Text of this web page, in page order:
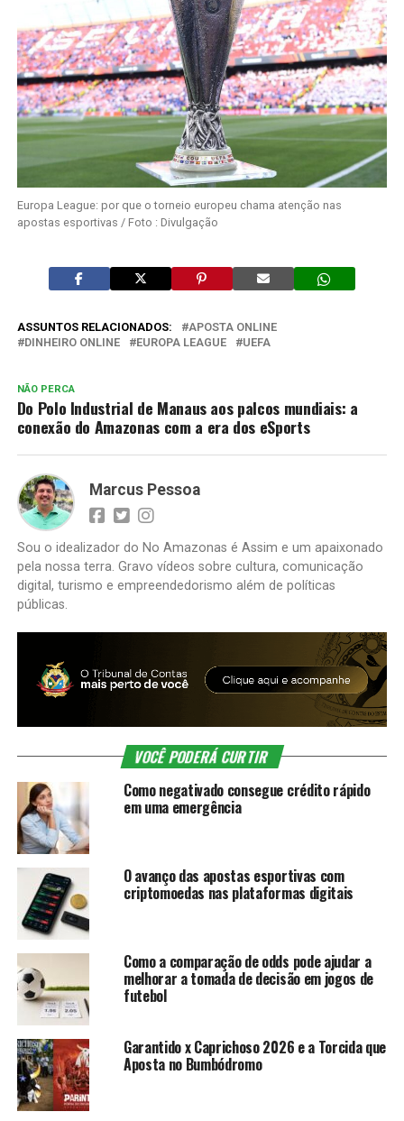
Europa League: por que o torneio europeu chama atenção nas
apostas esportivas / Foto : Divulgação
ASSUNTOS RELACIONADOS:
APOSTA ONLINE
DINHEIRO ONLINE
EUROPA LEAGUE UEFA
NÃO PERCA
Do Polo Industrial de Manaus aos palcos mundiais: a
conexão do Amazonas com a era dos eSports
Marcus Pessoa
Sou o idealizador do No Amazonas é Assim e um apaixonado
pela nossa terra. Gravo vídeos sobre cultura, comunicação
digital, turismo e empreendedorismo além de políticas
públicas.
VOCÊ PODERÁ CURTIR
Como negativado consegue crédito rápido
em uma emergência
O avanço das apostas esportivas com
criptomoedas nas plataformas digitais
Como a comparação de odds pode ajudar a
melhorar a tomada de decisão em jogos de
futebol
Garantido x Caprichoso 2026 e a Torcida que
Aposta no Bumbódromo